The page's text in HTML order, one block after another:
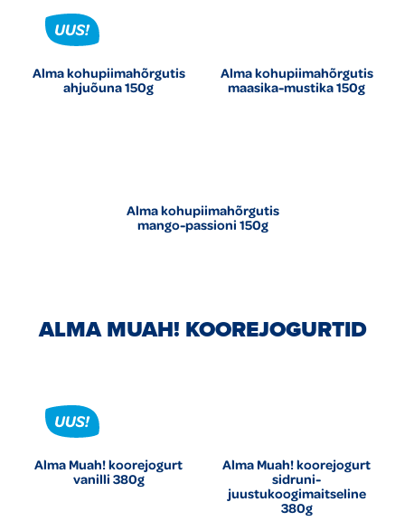
Alma kohupiimahõrgutis
ahjuõuna 150g
Alma kohupiimahõrgutis
maasika-mustika 150g
Alma kohupiimahõrgutis
mango-passioni 150g
ALMA MUAH! KOOREJOGURTID
Alma Muah! koorejogurt
vanilli 380g
Alma Muah! koorejogurt
sidruni-
juustukoogimaitseline
380g